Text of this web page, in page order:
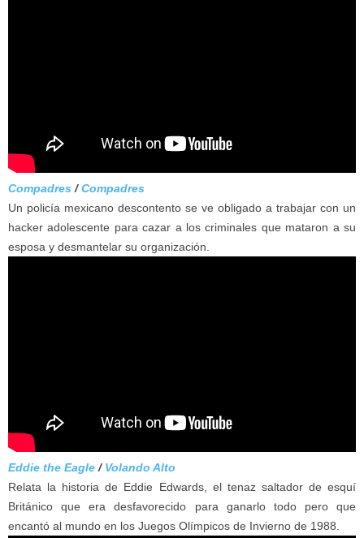
Compadres /Compadres
Un policía mexicano descontento se ve obligado a trabajar con un
hacker adolescente para cazar a los criminales que mataron a su
esposa y desmantelar su organización.
Eddie the Eagle / Volando Alto
Relata la historia de Eddie Edwards, el tenaz saltador de esquí
Británico que era desfavorecido para ganarlo todo pero que
encantó al mundo en los Juegos Olímpicos de Invierno de 1988.